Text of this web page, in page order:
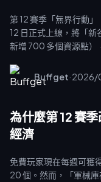
第 12 賽季「無界行動
12 日正式上線，將「新
新增 700 多個資源點）
儲值至關重要。關鍵投
死亡保護欄位）以及
度。
Buffget·2026/
為什麼第 12 賽
經濟
免費玩家現在每週可獲
20 個。然而，「軍械